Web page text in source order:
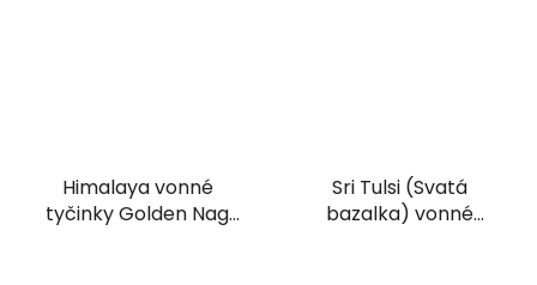
Himalaya vonné
tyčinky Golden Nag
Sri Tulsi (Svatá
bazalka) vonné